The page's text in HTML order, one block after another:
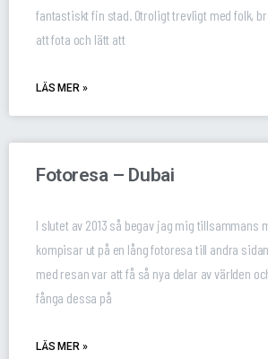
fantastiskt fin stad. Otroligt trevligt med folk,
att fota och lätt att
LÄS MER »
Fotoresa – Dubai
I slutet av 2013 så begav jag mig tillsammans
kompisar ut på en lång fotoresa till andra
med resan var att få så nya delar av världen
fånga dessa på
LÄS MER »